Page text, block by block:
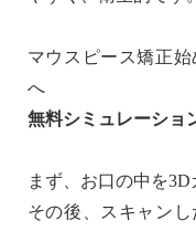
マウスピース矯正
へ
無料シミュレーショ
まず、お口の中を3D
その後、スキャン